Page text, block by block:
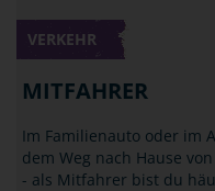
VERKEHR
MITFAHRER
Im Familienauto oder im
dem Weg nach Hause
- als Mitfahrer bist du